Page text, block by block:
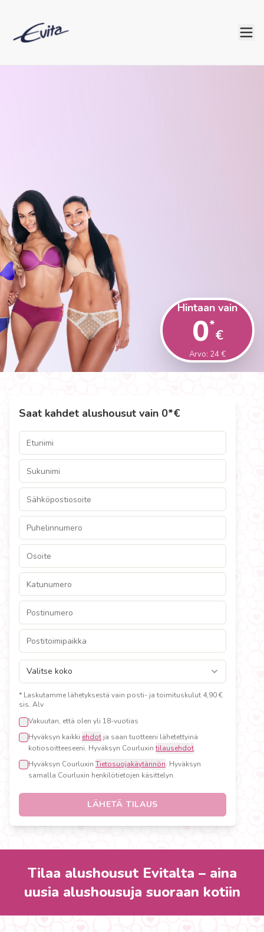
Hintaan vain
0*
€
Arvo: 24 €
Saat kahdet alushousut vain 0*€
* Laskutamme lähetyksestä vain posti- ja toimituskulut 4,90 €
sis. Alv
Vakuutan, että olen yli 18-vuotias
Hyväksyn kaikki ehdot ja saan tuotteeni lähetettyinä
kotiosoitteeseeni. Hyväksyn Courluxin tilausehdot.
Hyväksyn Courluxin Tietosuojakäytännön. Hyväksyn
samalla Courluxin henkilötietojen käsittelyn.
LÄHETÄ TILAUS
Tilaa alushousut Evitalta – aina
uusia alushousuja suoraan kotiin